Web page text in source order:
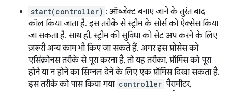
start(controller) : ऑब्जेक्ट बनाए जाने के तुरंत बाद
कॉल किया जाता है. इस तरीके से स्ट्रीम के सोर्स को ऐक्सेस किया
जा सकता है. साथ ही, स्ट्रीम की सुविधा को सेट अप करने के लिए
ज़रूरी अन्य काम भी किए जा सकते हैं. अगर इस प्रोसेस को
एसिंक्रोनस तरीके से पूरा करना है, तो यह तरीका, प्रॉमिस को पूरा
होने या न होने का सिग्नल देने के लिए एक प्रॉमिस दिखा सकता है.
इस तरीके को पास किया गया controller पैरामीटर,